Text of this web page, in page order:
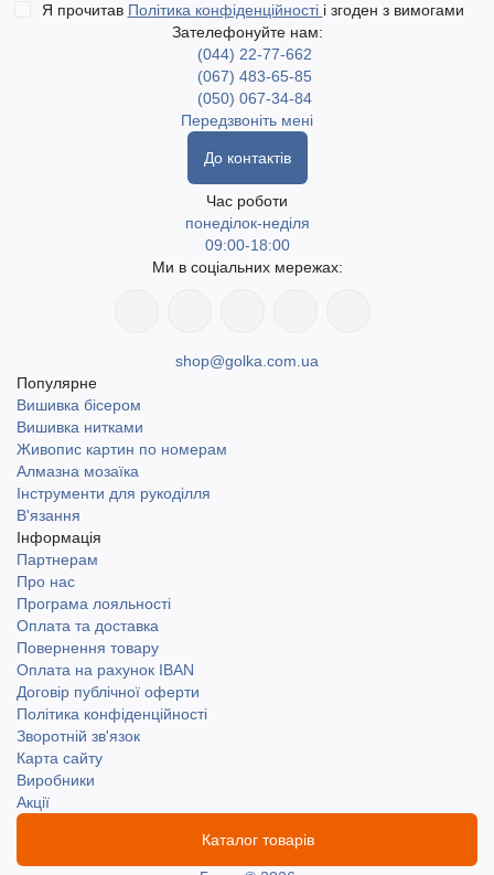
Я прочитав Політика конфіденційності і згоден з вимогами
Зателефонуйте нам:
(044) 22-77-662
(067) 483-65-85
(050) 067-34-84
Передзвоніть мені
До контактів
Час роботи
понеділок-неділя
09:00-18:00
Ми в соціальних мережах:
shop@golka.com.ua
Популярне
Вишивка бісером
Вишивка нитками
Живопис картин по номерам
Алмазна мозаїка
Інструменти для рукоділля
В'язання
Інформація
Партнерам
Про нас
Програма лояльності
Оплата та доставка
Повернення товару
Оплата на рахунок IBAN
Договір публічної оферти
Політика конфіденційності
Зворотній зв'язок
Карта сайту
Виробники
Акції
Каталог товарів